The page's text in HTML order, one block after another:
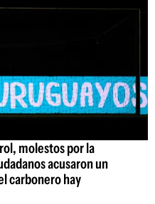
molestos por la
acusaron un
carbonero hay